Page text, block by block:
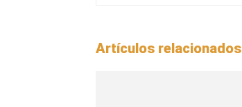
Artículos relacionados